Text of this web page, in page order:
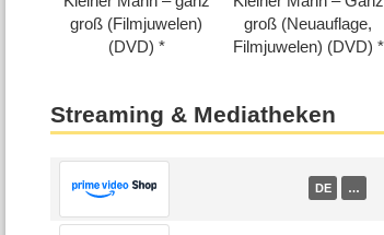
groß (Filmjuwelen)
(DVD)
groß (Neuauflage,
Filmjuwelen) (DVD)
Streaming & Mediatheken
DE …